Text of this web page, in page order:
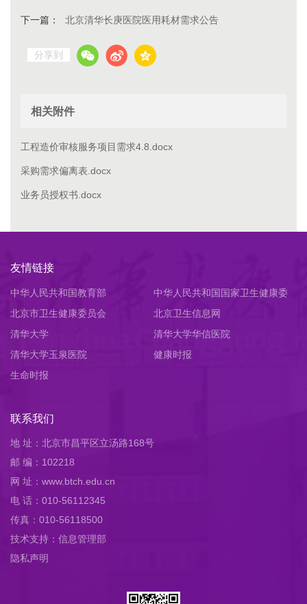
下一篇： 北京清华长庚医院医用耗材需求公告
分享到
相关附件
工程造价审核服务项目需求4.8.docx
采购需求偏离表.docx
业务员授权书.docx
友情链接
中华人民共和国教育部
中华人民共和国国家卫生健康委
员会
北京市卫生健康委员会
北京卫生信息网
清华大学
清华大学华信医院
清华大学玉泉医院
健康时报
生命时报
联系我们
地 址：北京市昌平区立汤路168号
邮 编：102218
网 址：www.btch.edu.cn
电 话：010-56112345
传真：010-56118500
技术支持：信息管理部
隐私声明